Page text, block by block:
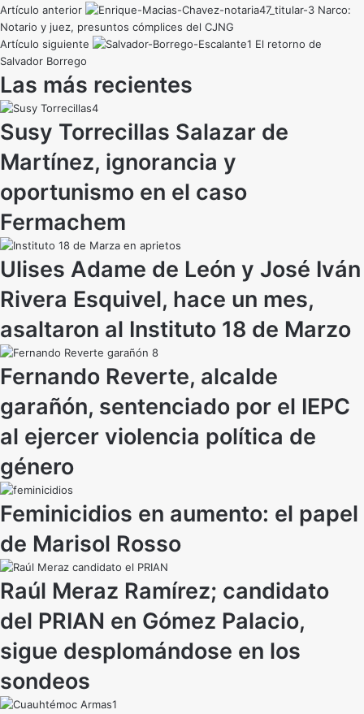
Artículo anterior
Narco:
Notario y juez, presuntos cómplices del CJNG
Artículo siguiente
El retorno de
Salvador Borrego
Las más recientes
Susy Torrecillas Salazar de
Martínez, ignorancia y
oportunismo en el caso
Fermachem
Ulises Adame de León y José Iván
Rivera Esquivel, hace un mes,
asaltaron al Instituto 18 de Marzo
Fernando Reverte, alcalde
garañón, sentenciado por el IEPC
al ejercer violencia política de
género
Feminicidios en aumento: el papel
de Marisol Rosso
Raúl Meraz Ramírez; candidato
del PRIAN en Gómez Palacio,
sigue desplomándose en los
sondeos